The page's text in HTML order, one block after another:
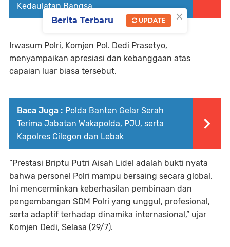
Kedaulatan Bangsa
Irwasum Polri, Komjen Pol. Dedi Prasetyo,
menyampaikan apresiasi dan kebanggaan atas
capaian luar biasa tersebut.
Baca Juga : Polda Banten Gelar Serah
Terima Jabatan Wakapolda, PJU, serta
Kapolres Cilegon dan Lebak
“Prestasi Briptu Putri Aisah Lidel adalah bukti nyata
bahwa personel Polri mampu bersaing secara global.
Ini mencerminkan keberhasilan pembinaan dan
pengembangan SDM Polri yang unggul, profesional,
serta adaptif terhadap dinamika internasional,” ujar
Komjen Dedi, Selasa (29/7).
×
Berita Terbaru UPDATE